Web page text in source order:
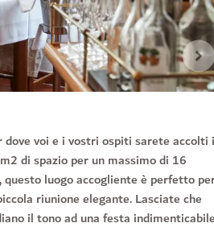
voi e i vostri ospiti sarete accolti
di spazio per un massimo di 16
luogo accogliente è perfetto
riunione elegante. Lasciate che
il tono ad una festa